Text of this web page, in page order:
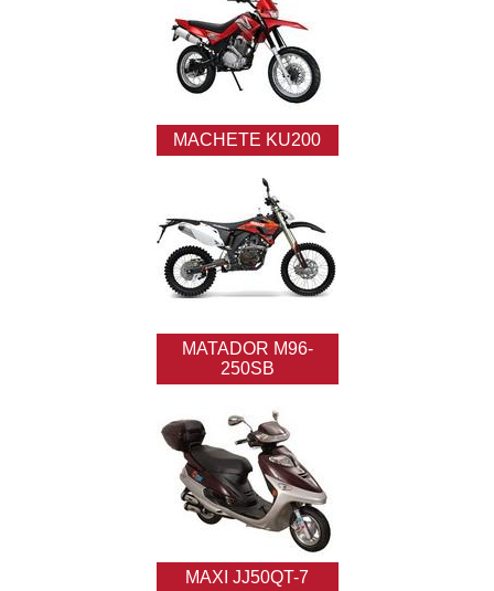
MACHETE KU200
MATADOR M96-
250SB
MAXI JJ50QT-7